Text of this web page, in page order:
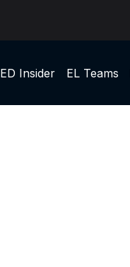
ED Insider EL Teams